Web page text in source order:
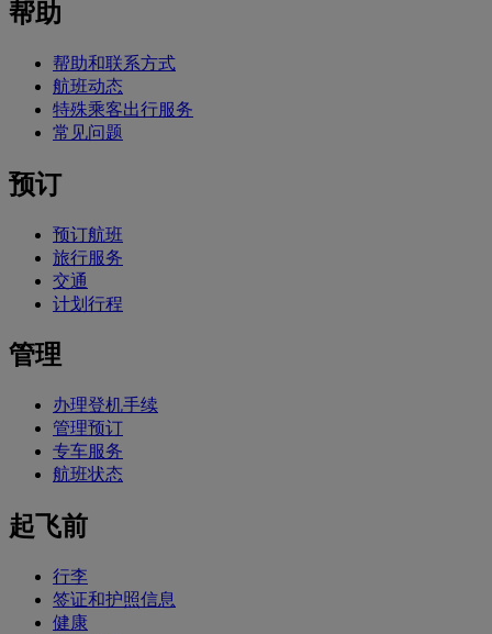
帮助
帮助和联系方式
航班动态
特殊乘客出行服务
常见问题
预订
预订航班
旅行服务
交通
计划行程
管理
办理登机手续
管理预订
专车服务
航班状态
起飞前
行李
签证和护照信息
健康